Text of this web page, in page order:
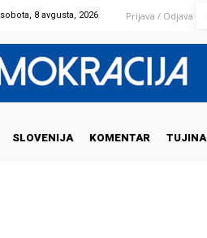
sobota, 8 avgusta, 2026 Prijava / Odjava
SLOVENIJA KOMENTAR TUJINA